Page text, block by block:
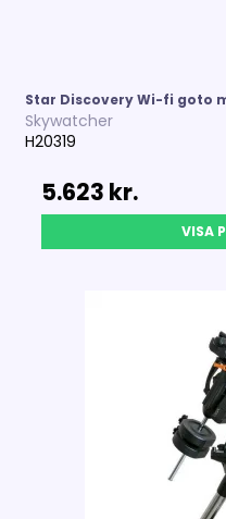
Star Discovery Wi-fi goto
Skywatcher
H20319
5.623 kr.
VISA